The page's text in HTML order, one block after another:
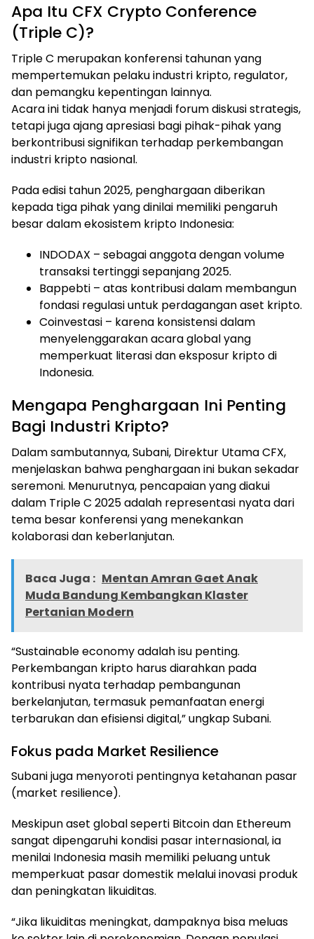
Apa Itu CFX Crypto Conference
(Triple C)?
Triple C merupakan konferensi tahunan yang
mempertemukan pelaku industri kripto, regulator,
dan pemangku kepentingan lainnya.
Acara ini tidak hanya menjadi forum diskusi strategis,
tetapi juga ajang apresiasi bagi pihak-pihak yang
berkontribusi signifikan terhadap perkembangan
industri kripto nasional.
Pada edisi tahun 2025, penghargaan diberikan
kepada tiga pihak yang dinilai memiliki pengaruh
besar dalam ekosistem kripto Indonesia:
INDODAX – sebagai anggota dengan volume
transaksi tertinggi sepanjang 2025.
Bappebti – atas kontribusi dalam membangun
fondasi regulasi untuk perdagangan aset kripto.
Coinvestasi – karena konsistensi dalam
menyelenggarakan acara global yang
memperkuat literasi dan eksposur kripto di
Indonesia.
Mengapa Penghargaan Ini Penting
Bagi Industri Kripto?
Dalam sambutannya, Subani, Direktur Utama CFX,
menjelaskan bahwa penghargaan ini bukan sekadar
seremoni. Menurutnya, pencapaian yang diakui
dalam Triple C 2025 adalah representasi nyata dari
tema besar konferensi yang menekankan
kolaborasi dan keberlanjutan.
Baca Juga : Mentan Amran Gaet Anak
Muda Bandung Kembangkan Klaster
Pertanian Modern
“Sustainable economy adalah isu penting.
Perkembangan kripto harus diarahkan pada
kontribusi nyata terhadap pembangunan
berkelanjutan, termasuk pemanfaatan energi
terbarukan dan efisiensi digital,” ungkap Subani.
Fokus pada Market Resilience
Subani juga menyoroti pentingnya ketahanan pasar
(market resilience).
Meskipun aset global seperti Bitcoin dan Ethereum
sangat dipengaruhi kondisi pasar internasional, ia
menilai Indonesia masih memiliki peluang untuk
memperkuat pasar domestik melalui inovasi produk
dan peningkatan likuiditas.
“Jika likuiditas meningkat, dampaknya bisa meluas